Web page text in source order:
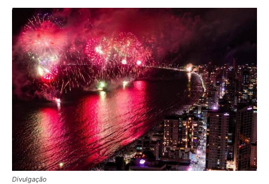
Divulgação